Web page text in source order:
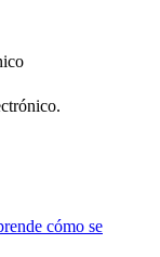
cómo se